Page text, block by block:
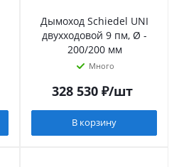
Дымоход Schiedel UNI
двухходовой 9 пм, Ø -
200/200 мм
Много
328 530₽/шт
В корзину